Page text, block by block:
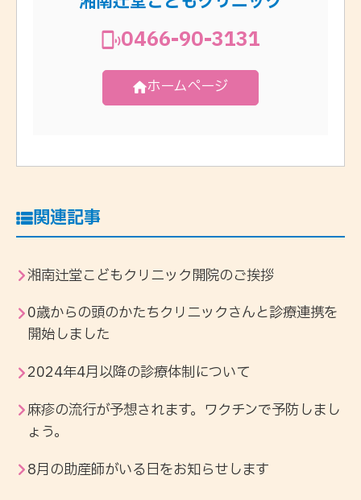
0466-90-3131
ホームページ
関連記事
湘南辻堂こどもクリニック開院のご挨拶
0歳からの頭のかたちクリニックさんと診療連携を
開始しました
2024年4月以降の診療体制について
麻疹の流行が予想されます。ワクチンで予防しまし
ょう。
8月の助産師がいる日をお知らせします